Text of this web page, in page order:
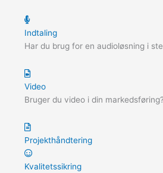
Indtaling
Har du brug for en audioløsning i
Video
Bruger du video i din markedsføring?
Projekthåndtering
Kvalitetssikring